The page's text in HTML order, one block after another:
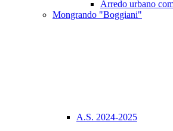
Arredo urbano
Mongrando "Boggiani"
A.S. 2024-2025